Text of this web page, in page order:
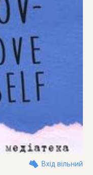
Вхід вільний